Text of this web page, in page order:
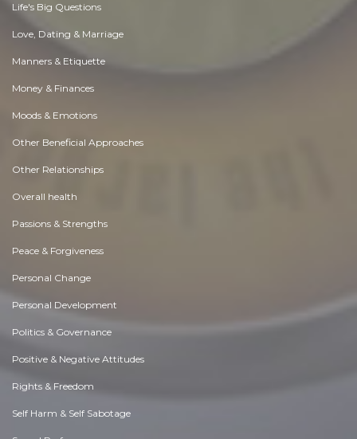
Life's Big Questions
Love, Dating & Marriage
Manners & Etiquette
Money & Finances
Moods & Emotions
Other Beneficial Approaches
Other Relationships
Overall health
Passions & Strengths
Peace & Forgiveness
Personal Change
Personal Development
Politics & Governance
Positive & Negative Attitudes
Rights & Freedom
Self Harm & Self Sabotage